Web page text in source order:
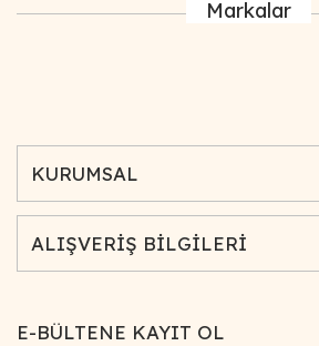
Markalar
KURUMSAL
ALIŞVERİŞ BİLGİLERİ
E-BÜLTENE KAYIT OL